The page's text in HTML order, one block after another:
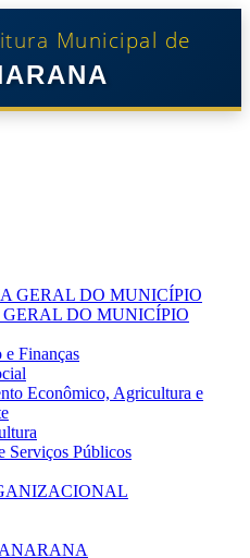
Municipal de
GERAL DO MUNICÍPIO
DO MUNICÍPIO
e Finanças
Econômico, Agricultura e
Serviços Públicos